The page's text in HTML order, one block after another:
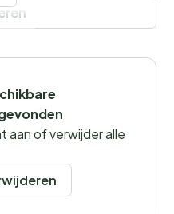
aan of verwijder alle